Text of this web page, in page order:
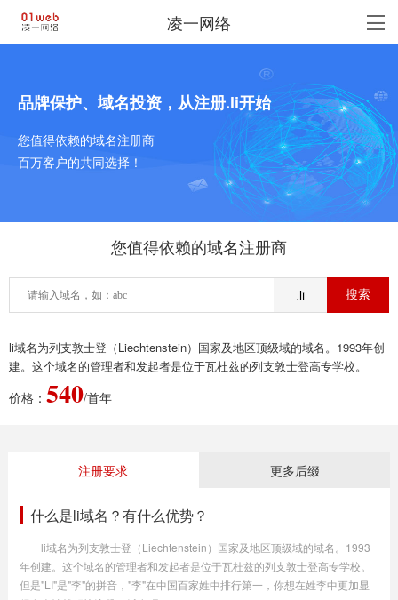
凌一网络
品牌保护、域名投资，从注册.li开始
您值得依赖的域名注册商
百万客户的共同选择！
您值得依赖的域名注册商
.li
li域名为列支敦士登（Liechtenstein）国家及地区顶级域的域名。1993年创
建。这个域名的管理者和发起者是位于瓦杜兹的列支敦士登高专学校。
价格： 540/首年
注册要求 更多后缀
什么是li域名？有什么优势？
li域名为列支敦士登（Liechtenstein）国家及地区顶级域的域名。1993
年创建。这个域名的管理者和发起者是位于瓦杜兹的列支敦士登高专学校。
但是"LI"是"李"的拼音，"李"在中国百家姓中排行第一，你想在姓李中更加显